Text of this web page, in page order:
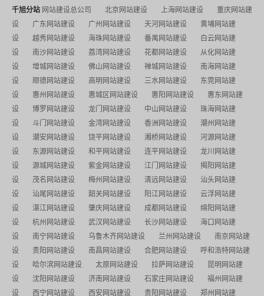
千旭分站 网站建设总公司 北京网站建设 上海网站建设
重庆网站建
设
广东网站建设 广州网站建设 天河网站建设
黄埔网站建
设
越秀网站建设 海珠网站建设 番禺网站建设
白云网站建
设
南沙网站建设 荔湾网站建设 花都网站建设
从化网站建
设
增城网站建设 佛山网站建设 禅城网站建设
南海网站建
设
顺德网站建设 高明网站建设 三水网站建设
东莞网站建
设
惠州网站建设 惠城区网站建设 惠阳网站建设
惠东网站建
设
博罗网站建设 龙门网站建设 中山网站建设
珠海网站建
设
斗门网站建设 金湾网站建设 香洲网站建设
潮州网站建
设
潮安网站建设 饶平网站建设 湘桥网站建设
河源网站建
设
东源网站建设 和平网站建设 连平网站建设
龙川网站建
设
源城网站建设 紫金网站建设 江门网站建设
揭阳网站建
设
茂名网站建设 梅州网站建设 清远网站建设
汕头网站建
设
汕尾网站建设 韶关网站建设 阳江网站建设
云浮网站建
设
湛江网站建设 肇庆网站建设 成都网站建设
绵阳网站建
设
杭州网站建设 武汉网站建设 长沙网站建设
海口网站建
设
南宁网站建设 乌鲁木齐网站建设 兰州网站建设
南京网站建
设
贵阳网站建设 南昌网站建设 合肥网站建设
呼和浩特网站建
设
哈尔滨网站建设 太原网站建设 拉萨网站建设
昆明网站建
设
沈阳网站建设 济南网站建设 石家庄网站建设
福州网站建
设
西宁网站建设 西安网站建设 贵阳网站建设 郑州网站建